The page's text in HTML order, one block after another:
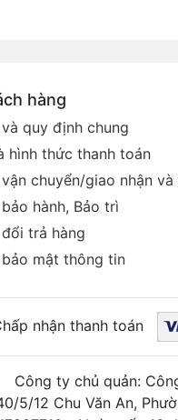
hàng
quy định chung
hình thức thanh toán
chuyển/giao nhận
hành, Bảo trì
trả hàng
bảo mật thông tin
nhận thanh toán
Công ty chủ quản:
5/12 Chu Văn An,